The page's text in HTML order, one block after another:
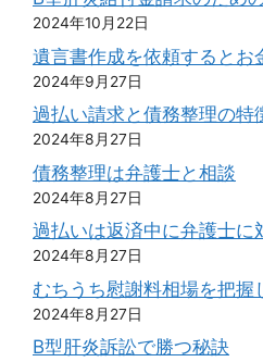
2024年10月22日
遺言書作成を依頼するとお
2024年9月27日
過払い請求と債務整理の特
2024年8月27日
債務整理は弁護士と相談
2024年8月27日
過払いは返済中に弁護士に
2024年8月27日
むちうち慰謝料相場を把握
2024年8月27日
B型肝炎訴訟で勝つ秘訣